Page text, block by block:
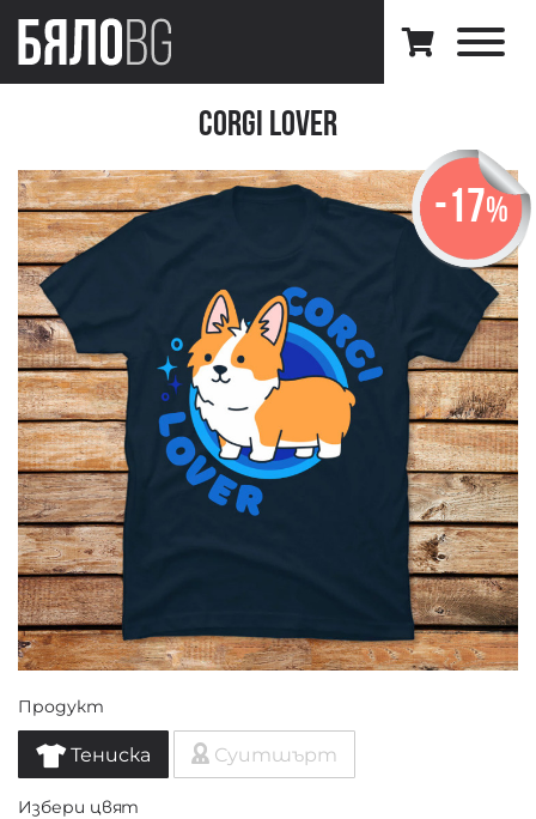
Corgi Lover
-17%
Продукт
Тениска Суитшърт
Избери цвят